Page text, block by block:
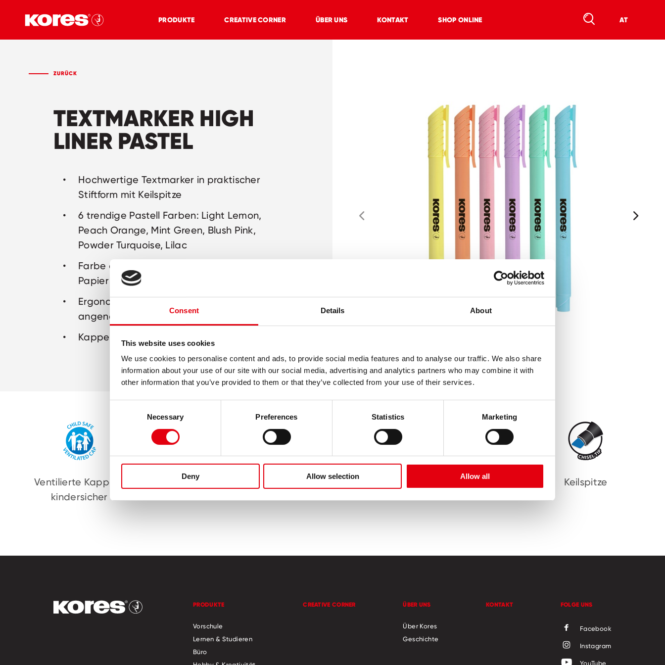
Consent Details About
This website uses cookies
We use cookies to personalise content and ads, to provide social media features and to analyse our traffic. We also share
information about your use of our site with our social media, advertising and analytics partners who may combine it with
other information that you’ve provided to them or that they’ve collected from your use of their services.
Necessary Preferences Statistics Marketing
Deny Allow selection Allow all
PRODUKTE CREATIVE CORNER ÜBER UNS KONTAKT SHOP ONLINE AT
ZURÜCK
TEXTMARKER HIGH
LINER PASTEL
Hochwertige Textmarker in praktischer
Stiftform mit Keilspitze
6 trendige Pastell Farben: Light Lemon,
Peach Orange, Mint Green, Blush Pink,
Powder Turquoise, Lilac
Farbe auf Wasserbasis für jede Art von
Papier geeignet
Ergonomische Form mit Grip zone für
angenehmes Markieren
Kappe mit Clip
Ventilierte Kappe –
kindersicher
Intensive und brillante Farben Keilspitze
PRODUKTE
Vorschule
Lernen & Studieren
Büro
CREATIVE CORNER ÜBER UNS
Über Kores
Geschichte
KONTAKT FOLGE UNS
Facebook
Instagram
YouTube